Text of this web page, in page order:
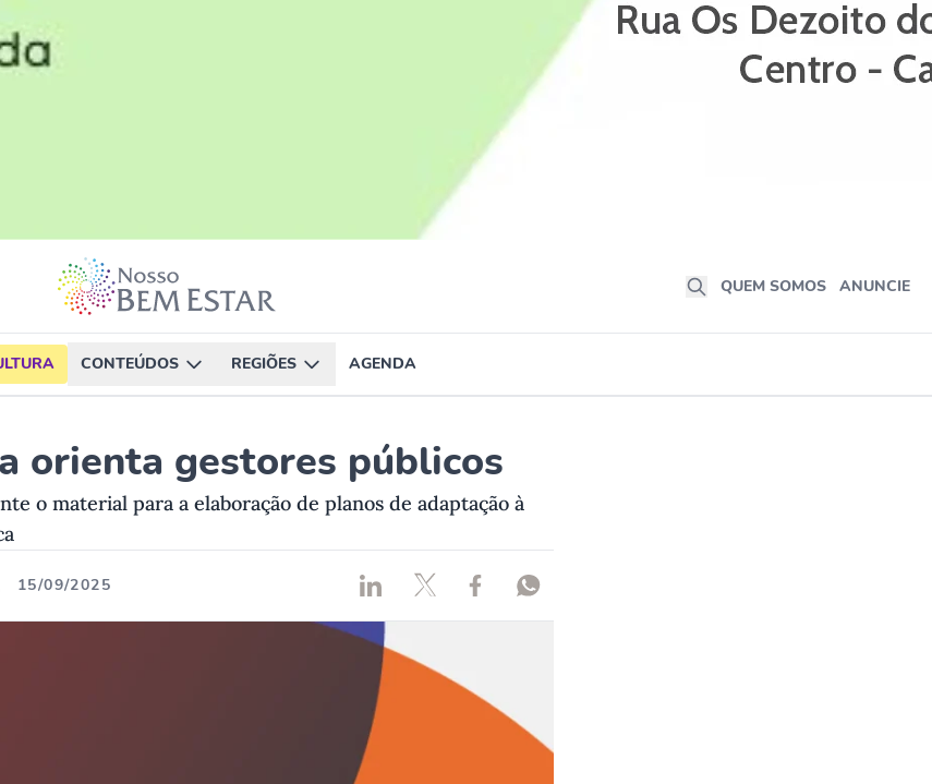
QUEM SOMOS ANUNCIE
CONTEÚDOS REGIÕES AGENDA
orienta gestores públicos
o material para a elaboração de planos de adaptação à
15/09/2025